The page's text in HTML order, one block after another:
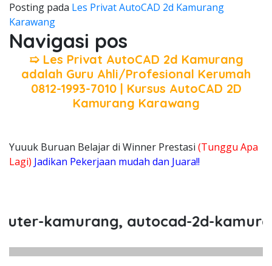
Posting pada Les Privat AutoCAD 2d Kamurang
Karawang
Navigasi pos
➯ Les Privat AutoCAD 2d Kamurang
adalah Guru Ahli/Profesional Kerumah
0812-1993-7010 | Kursus AutoCAD 2D
Kamurang Karawang
Yuuuk Buruan Belajar di Winner Prestasi (Tunggu Apa
Lagi) Jadikan Pekerjaan mudah dan Juara!!
autocad-2d-kamurang,